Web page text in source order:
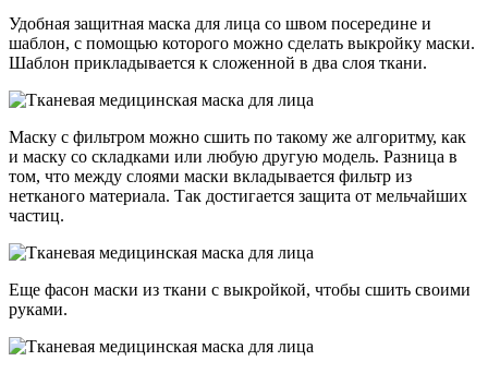
Удобная защитная маска для лица со швом посередине и
шаблон, с помощью которого можно сделать выкройку маски.
Шаблон прикладывается к сложенной в два слоя ткани.
Маску с фильтром можно сшить по такому же алгоритму, как
и маску со складками или любую другую модель. Разница в
том, что между слоями маски вкладывается фильтр из
нетканого материала. Так достигается защита от мельчайших
частиц.
Еще фасон маски из ткани с выкройкой, чтобы сшить своими
руками.